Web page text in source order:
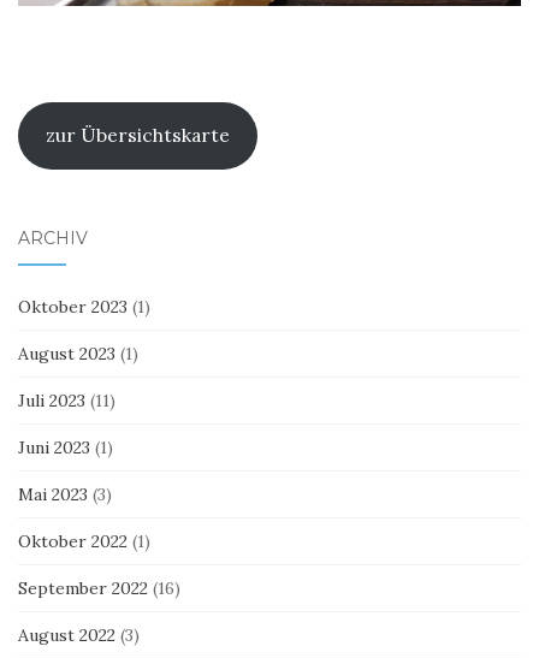
zur Übersichtskarte
ARCHIV
Oktober 2023 (1)
August 2023 (1)
Juli 2023 (11)
Juni 2023 (1)
Mai 2023 (3)
Oktober 2022 (1)
September 2022 (16)
August 2022 (3)